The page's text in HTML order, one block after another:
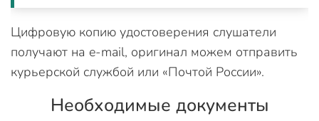
Цифровую копию удостоверения слушатели
получают на e-mail, оригинал можем отправить
курьерской службой или «Почтой России».
Необходимые документы